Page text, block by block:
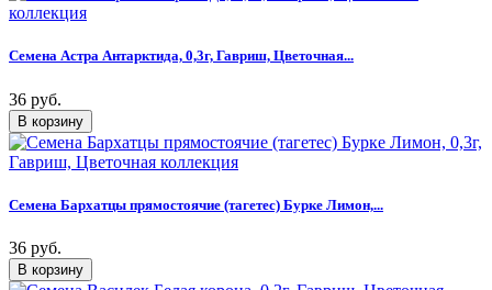
Семена Астра Антарктида, 0,3г, Гавриш, Цветочная...
36 руб.
Семена Бархатцы прямостоячие (тагетес) Бурке Лимон,...
36 руб.